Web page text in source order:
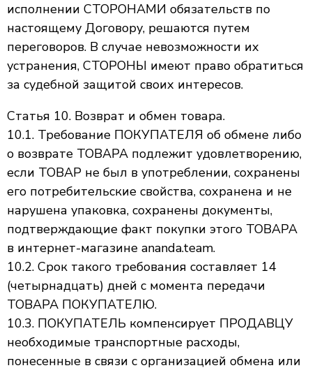
исполнении СТОРОНАМИ обязательств по
настоящему Договору, решаются путем
переговоров. В случае невозможности их
устранения, СТОРОНЫ имеют право обратиться
за судебной защитой своих интересов.
Статья 10. Возврат и обмен товара.
10.1. Требование ПОКУПАТЕЛЯ об обмене либо
о возврате ТОВАРА подлежит удовлетворению,
если ТОВАР не был в употреблении, сохранены
его потребительские свойства, сохранена и не
нарушена упаковка, сохранены документы,
подтверждающие факт покупки этого ТОВАРА
в интернет-магазине ananda.team.
10.2. Срок такого требования составляет 14
(четырнадцать) дней с момента передачи
ТОВАРА ПОКУПАТЕЛЮ.
10.3. ПОКУПАТЕЛЬ компенсирует ПРОДАВЦУ
необходимые транспортные расходы,
понесенные в связи с организацией обмена или